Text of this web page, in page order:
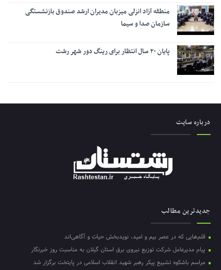
منطقه آزاد انزلی میزبان مدیران ارشد صندوق بازنشستگی
سازمان صدا و سیما
پایان ۲۰ سال انتظار برای رینگ دور شهر رشت
درباره سایت
جدیدترین مطالب
قلم‌هایی که در عصر بیم و امید، نویدبخش حیات و آگاهی‌اند
پیام مدیرعامل شرکت توزیع نیروی برق استان گیلان به مناسبت روز خبرنگار ‌
مراسم باشکوه تشییع پیکر رهبر شهید انقلاب اسلامی در پایتخت برگزار شد